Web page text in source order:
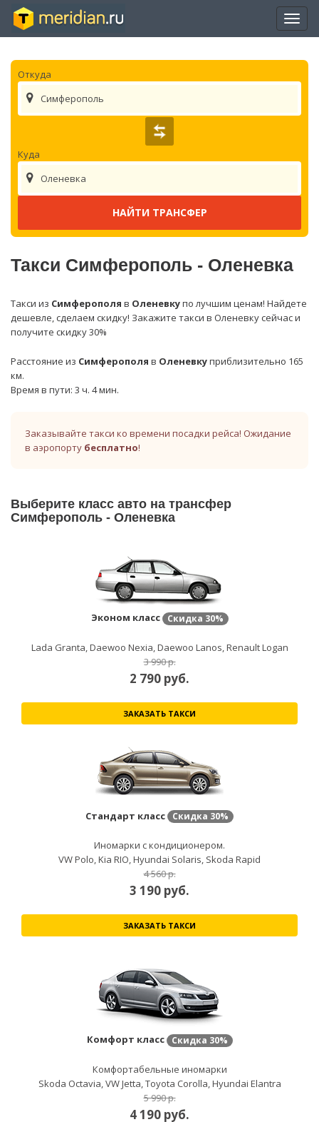
Откуда
Симферополь
Куда
Оленевка
Такси Симферополь - Оленевка
Такси из Симферополя в Оленевкупо лучшим ценам! Найдете
дешевле, сделаем скидку! Закажите такси в Оленевку сейчас и
получите скидку 30%
Расстояние из Симферополя в Оленевкуприблизительно 165
км.
Время в пути: 3 ч. 4 мин.
Заказывайте такси ко времени посадки рейса! Ожидание
в аэропорту бесплатно!
Выберите класс авто на трансфер
Симферополь - Оленевка
Эконом класс Скидка 30%
Lada Granta, Daewoo Nexia, Daewoo Lanos, Renault Logan
3 990 р.
2 790 руб.
ЗАКАЗАТЬ ТАКСИ
Стандарт класс Скидка 30%
Иномарки с кондиционером.
VW Polo, Kia RIO, Hyundai Solaris, Skoda Rapid
4 560 р.
3 190 руб.
ЗАКАЗАТЬ ТАКСИ
Комфорт класс Скидка 30%
Комфортабельные иномарки
Skoda Octavia, VW Jetta, Toyota Corolla, Hyundai Elantra
5 990 р.
4 190 руб.